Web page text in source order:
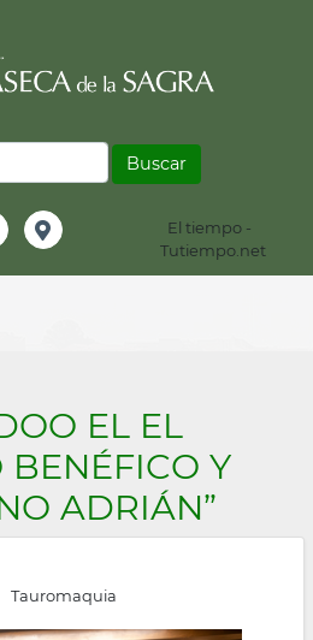
El tiempo -
Tutiempo.net
EL EL
BENÉFICO Y
ADRIÁN”
Tauromaquia